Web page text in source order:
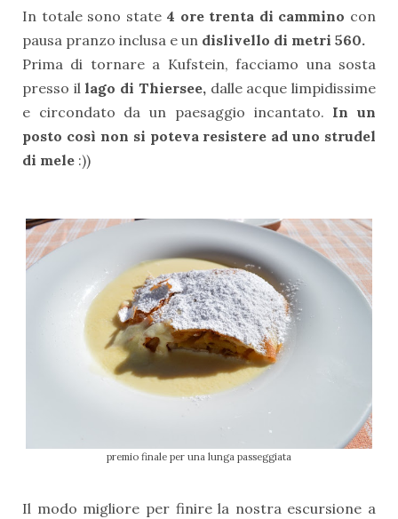
In totale sono state 4 ore trenta di cammino con
pausa pranzo inclusa e un dislivello di metri 560.
Prima di tornare a Kufstein, facciamo una sosta
presso illago di Thiersee,dalle acque limpidissime
e circondato da un paesaggio incantato. In un
posto così non si poteva resistere ad uno strudel
di mele :))
premio finale per una lunga passeggiata
Il modo migliore per finire la nostra escursione a